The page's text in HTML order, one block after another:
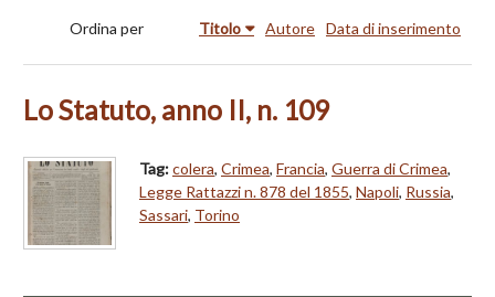
Ordina per Titolo Autore Data di inserimento
Lo Statuto, anno II, n. 109
Tag:colera, Crimea, Francia, Guerra di Crimea,
Legge Rattazzi n. 878 del 1855, Napoli, Russia,
Sassari, Torino